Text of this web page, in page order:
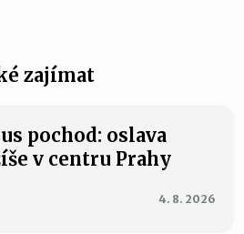
zajímat
pochod: oslava
v centru Prahy
4. 8. 2026